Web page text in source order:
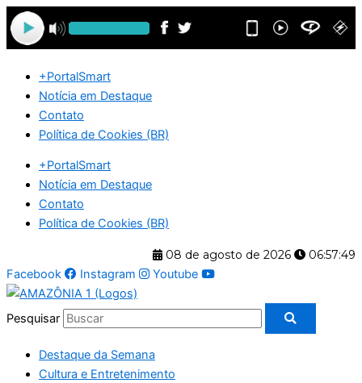
Ir
para
o
+PortalSmart
Notícia em Destaque
Contato
Política de Cookies (BR)
+PortalSmart
Notícia em Destaque
Contato
Política de Cookies (BR)
08 de agosto de 2026
06:57:50
Facebook
Instagram Youtube
Pesquisar
Destaque da Semana
Cultura e Entretenimento